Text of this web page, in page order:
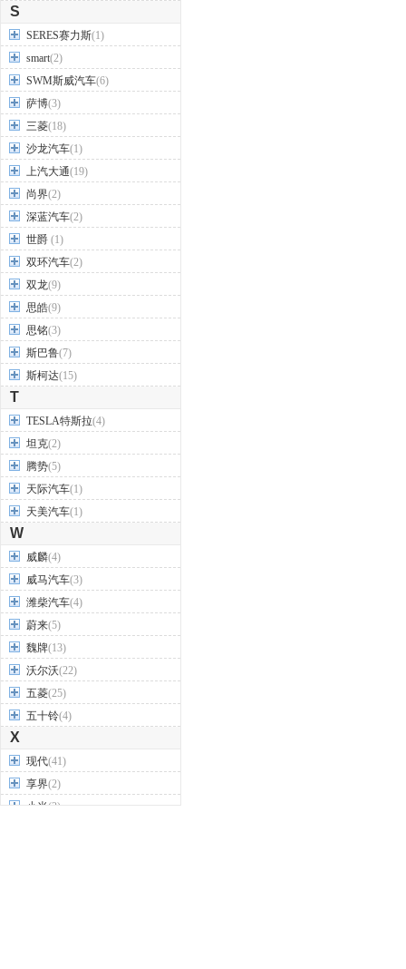
S
SERES赛力斯(1)
smart(2)
SWM斯威汽车(6)
萨博(3)
三菱(18)
沙龙汽车(1)
上汽大通(19)
尚界(2)
深蓝汽车(2)
世爵 (1)
双环汽车(2)
双龙(9)
思皓(9)
思铭(3)
斯巴鲁(7)
斯柯达(15)
T
TESLA特斯拉(4)
坦克(2)
腾势(5)
天际汽车(1)
天美汽车(1)
W
威麟(4)
威马汽车(3)
潍柴汽车(4)
蔚来(5)
魏牌(13)
沃尔沃(22)
五菱(25)
五十铃(4)
X
现代(41)
享界(2)
小米 (2)